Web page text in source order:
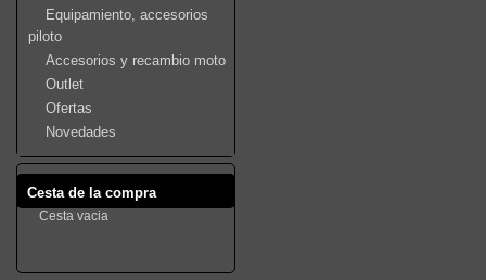
Equipamiento, accesorios
piloto
Accesorios y recambio moto
Outlet
Ofertas
Novedades
Cesta de la compra
Cesta vacia